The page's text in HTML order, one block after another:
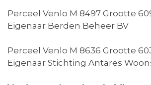
Perceel Venlo M 8497 Grootte
Eigenaar Berden Beheer BV
Perceel Venlo M 8636 Grootte
Eigenaar Stichting Antares